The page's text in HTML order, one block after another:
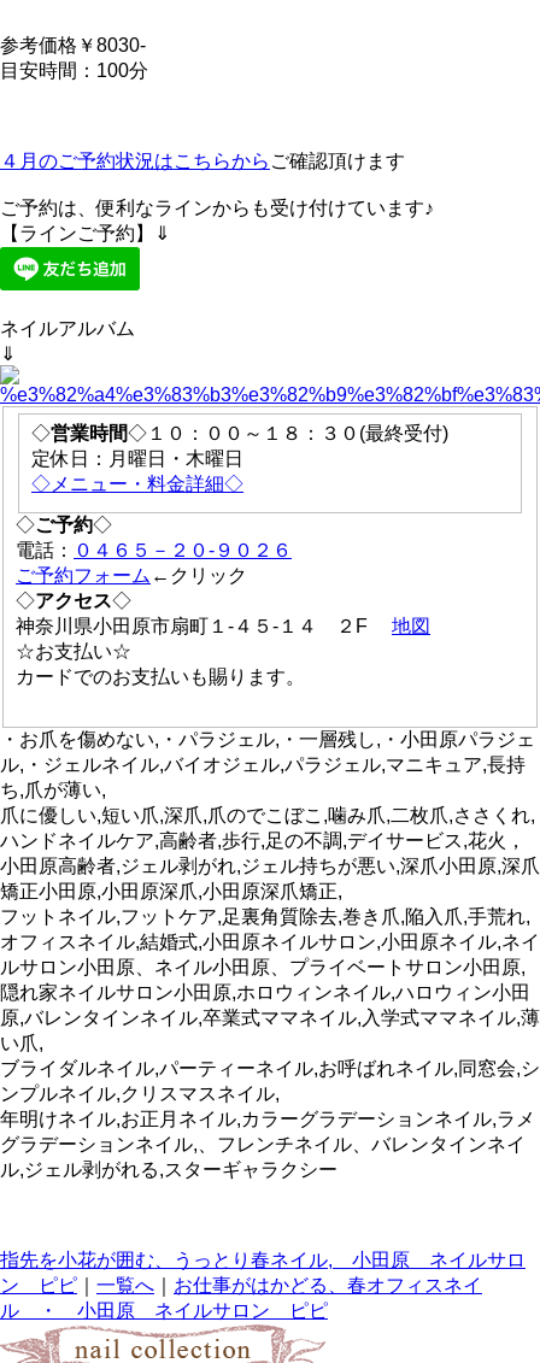
参考価格￥8030-
目安時間：100分
４月のご予約状況はこちらから ご確認頂けます
ご予約は、便利なラインからも受け付けています♪
【ラインご予約】⇓
ネイルアルバム
⇓
◇営業時間◇１０：００～１８：３０(最終受付)
定休日：月曜日・木曜日
◇メニュー・料金詳細◇
◇ご予約◇
電話： ０４６５－２０-９０２６
ご予約フォーム ←クリック
◇アクセス◇
神奈川県小田原市扇町１-４５-１４ ２F 地図
☆お支払い☆
カードでのお支払いも賜ります。
・お爪を傷めない,・パラジェル,・一層残し,・小田原パラジェ
ル,・ジェルネイル,バイオジェル,パラジェル,マニキュア,長持
ち,爪が薄い,
爪に優しい,短い爪,深爪,爪のでこぼこ,噛み爪,二枚爪,ささくれ,
ハンドネイルケア,高齢者,歩行,足の不調,デイサービス,花火，
小田原高齢者,ジェル剥がれ,ジェル持ちが悪い,深爪小田原,深爪
矯正小田原,小田原深爪,小田原深爪矯正,
フットネイル,フットケア,足裏角質除去,巻き爪,陥入爪,手荒れ,
オフィスネイル,結婚式,小田原ネイルサロン,小田原ネイル,ネイ
ルサロン小田原、ネイル小田原、プライベートサロン小田原,
隠れ家ネイルサロン小田原,ホロウィンネイル,ハロウィン小田
原,バレンタインネイル,卒業式ママネイル,入学式ママネイル,薄
い爪,
ブライダルネイル,パーティーネイル,お呼ばれネイル,同窓会,シ
ンプルネイル,クリスマスネイル,
年明けネイル,お正月ネイル,カラーグラデーションネイル,ラメ
グラデーションネイル,、フレンチネイル、バレンタインネイ
ル,ジェル剥がれる,スターギャラクシー
指先を小花が囲む、うっとり春ネイル, 小田原 ネイルサロ
ン ピピ
一覧へ
お仕事がはかどる、春オフィスネイ
ル ・ 小田原 ネイルサロン ピピ